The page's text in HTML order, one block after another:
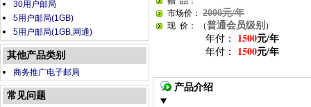
30用户邮局
5用户邮局(1GB)
5用户邮局(1GB,网通)
其他产品类别
商务推广电子邮局
常见问题
市场价： 2000元/年
现 价： （普通会员级别 ）
年付 ： 1500元/年
年付 ： 1500元/年
产品介绍